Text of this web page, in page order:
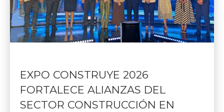
EXPO CONSTRUYE 2026
FORTALECE ALIANZAS DEL
SECTOR CONSTRUCCIÓN EN